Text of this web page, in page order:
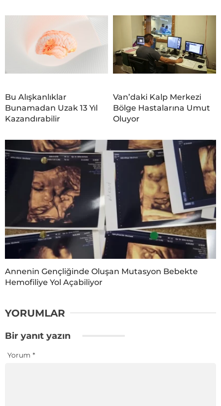
Bu Alışkanlıklar
Bunamadan Uzak 13 Yıl
Kazandırabilir
Van’daki Kalp Merkezi
Bölge Hastalarına Umut
Oluyor
Annenin Gençliğinde Oluşan Mutasyon Bebekte
Hemofiliye Yol Açabiliyor
YORUMLAR
Bir yanıt yazın
Yorum *